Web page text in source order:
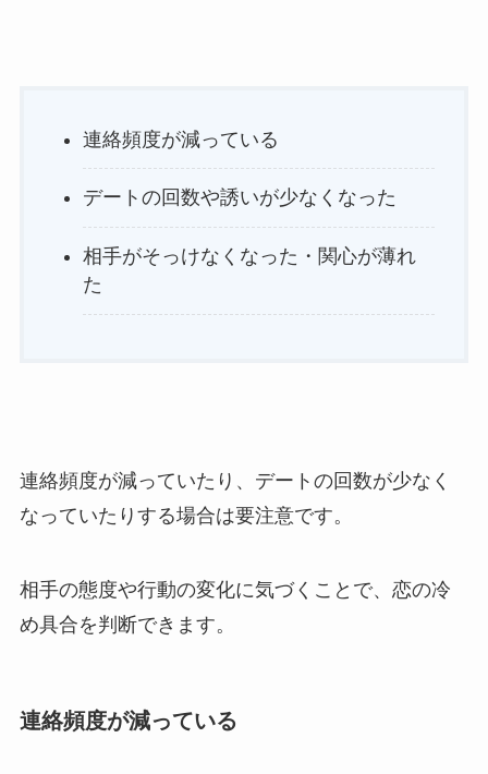
連絡頻度が減っている
デートの回数や誘いが少なくなった
相手がそっけなくなった・関心が薄れ
た
連絡頻度が減っていたり、デートの回数が少なく
なっていたりする場合は要注意です。
相手の態度や行動の変化に気づくことで、恋の冷
め具合を判断できます。
連絡頻度が減っている